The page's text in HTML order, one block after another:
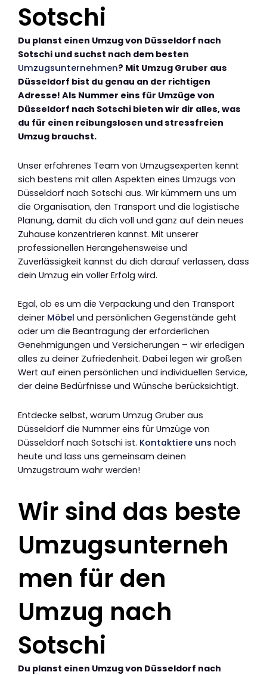
Sotschi
Du planst einen Umzug von Düsseldorf nach
Sotschi und suchst nach dem besten
Umzugsunternehmen? Mit Umzug Gruber aus
Düsseldorf bist du genau an der richtigen
Adresse! Als Nummer eins für Umzüge von
Düsseldorf nach Sotschi bieten wir dir alles, was
du für einen reibungslosen und stressfreien
Umzug brauchst.
Unser erfahrenes Team von Umzugsexperten kennt
sich bestens mit allen Aspekten eines Umzugs von
Düsseldorf nach Sotschi aus. Wir kümmern uns um
die Organisation, den Transport und die logistische
Planung, damit du dich voll und ganz auf dein neues
Zuhause konzentrieren kannst. Mit unserer
professionellen Herangehensweise und
Zuverlässigkeit kannst du dich darauf verlassen, dass
dein Umzug ein voller Erfolg wird.
Egal, ob es um die Verpackung und den Transport
deiner Möbel und persönlichen Gegenstände geht
oder um die Beantragung der erforderlichen
Genehmigungen und Versicherungen – wir erledigen
alles zu deiner Zufriedenheit. Dabei legen wir großen
Wert auf einen persönlichen und individuellen Service,
der deine Bedürfnisse und Wünsche berücksichtigt.
Entdecke selbst, warum Umzug Gruber aus
Düsseldorf die Nummer eins für Umzüge von
Düsseldorf nach Sotschi ist. Kontaktiere uns noch
heute und lass uns gemeinsam deinen
Umzugstraum wahr werden!
Wir sind das beste
Umzugsunterneh
men für den
Umzug nach
Sotschi
Du planst einen Umzug von Düsseldorf nach